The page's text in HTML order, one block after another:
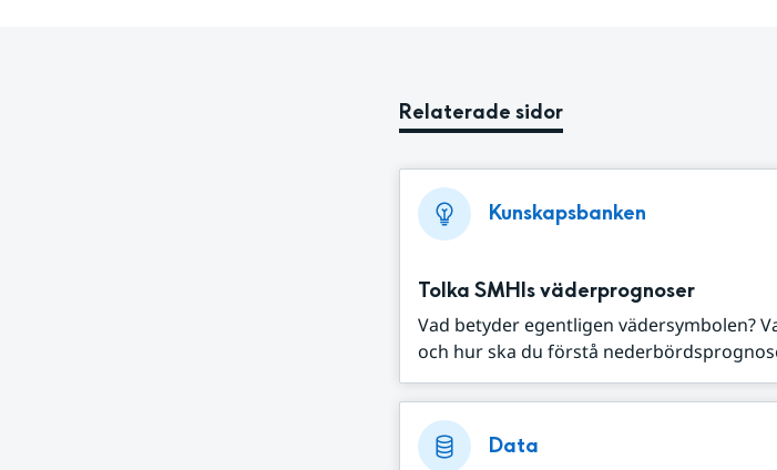
Relaterade sidor
Kunskapsbanken
Tolka SMHIs väderprognoser
Vad betyder egentligen vädersymbolen?
och hur ska du förstå
Data